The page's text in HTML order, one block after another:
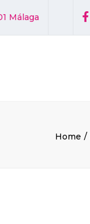
Málaga
Home